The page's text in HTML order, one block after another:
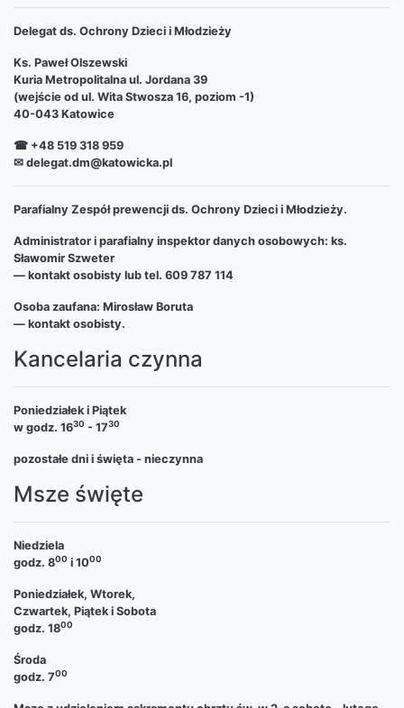
Delegat ds. Ochrony Dzieci i Młodzieży
Ks. Paweł Olszewski
Kuria Metropolitalna ul. Jordana 39
(wejście od ul. Wita Stwosza 16, poziom -1)
40-043 Katowice
☎ +48 519 318 959
✉ delegat.dm@katowicka.pl
Parafialny Zespół prewencji ds. Ochrony Dzieci i Młodzieży.
Administrator i parafialny inspektor danych osobowych: ks.
Sławomir Szweter
— kontakt osobisty lub tel. 609 787 114
Osoba zaufana: Mirosław Boruta
— kontakt osobisty.
Kancelaria czynna
Poniedziałek i Piątek
w godz. 1630 - 1730
pozostałe dni i święta - nieczynna
Msze święte
Niedziela
godz. 800 i 1000
Poniedziałek, Wtorek,
Czwartek, Piątek i Sobota
godz. 1800
Środa
godz. 700